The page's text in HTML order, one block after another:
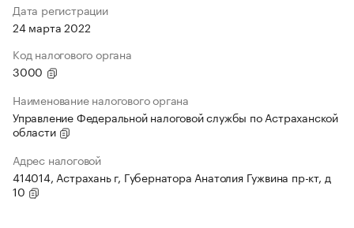
Дата регистрации
24 марта 2022
Код налогового органа
3000
Наименование налогового органа
Управление Федеральной налоговой службы по Астраханской
области
Адрес налоговой
414014, Астрахань г, Губернатора Анатолия Гужвина пр-кт, д
10